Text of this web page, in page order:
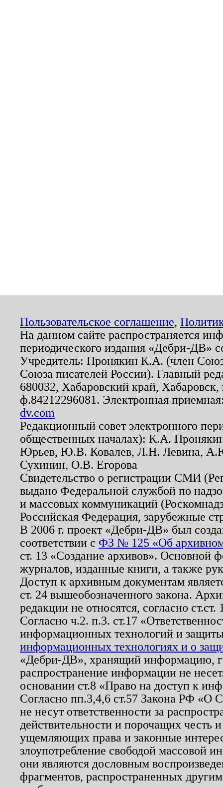
Пользовательское соглашение,
На данном сайте распространяется
периодического издания «Дебри-ДВ»
Учредитель: Пронякин К.А. (член
Союза писателей России). Главный
680032, Хабаровский край,
ф.84212296081. Электронная
dv.com
Редакционный совет электронного
общественных началах): К.А.
Юрьев, Ю.В. Ковалев, Л.Н. Левина,
Сухинин, О.В. Егорова
Свидетельство о регистрации СМИ
выдано Федеральной службой по
и массовых коммуникаций
Российская Федерация, зарубежные
В 2006 г. проект «Дебри-ДВ» был
соответствии с ФЗ № 125 «Об
ст. 13 «Создание архивов». Основной
журналов, изданные книги, а также
Доступ к архивным документам
ст. 24 вышеобозначенного закона.
редакции не относятся, согласно
Согласно ч.2. п.3. ст.17
информационных технологий и
информационных технологиях и о
«Дебри-ДВ», хранящий информацию,
распространение информации не
основании ст.8 «Право на доступ к
Согласно пп.3,4,6 ст.57 Закона РФ «О
не несут ответственности за
действительности и порочащих честь
ущемляющих права и законные
злоупотребление свободой массовой
они являются дословным
фрагментов, распространенных